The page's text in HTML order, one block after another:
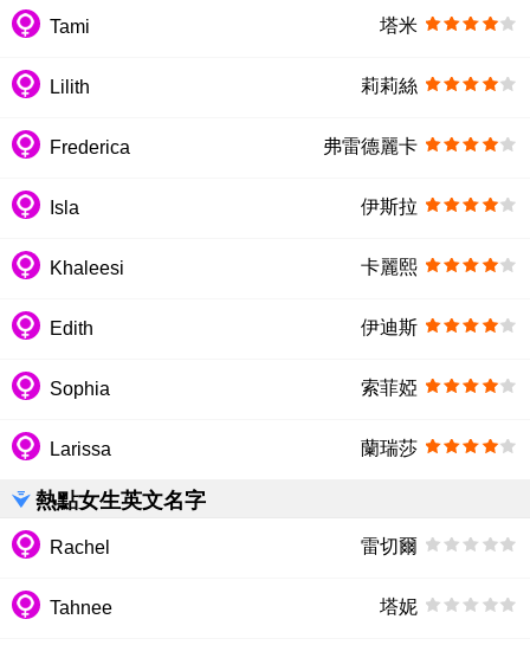
Tami 塔米
Lilith 莉莉絲
Frederica 弗雷德麗卡
Isla 伊斯拉
Khaleesi 卡麗熙
Edith 伊迪斯
Sophia 索菲婭
Larissa 蘭瑞莎
熱點女生英文名字
Rachel 雷切爾
Tahnee 塔妮